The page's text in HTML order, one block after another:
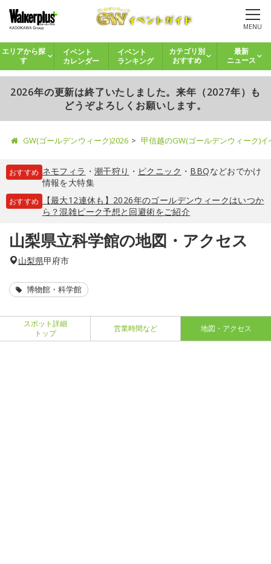
MENU
エリアから探
す
イベント
カレンダー
イベント
ランキング
カテゴリ別
おすすめ
最新
ニュース
2026年の更新は終了いたしました。来年（2027年）も
どうぞよろしくお願いします。
GW(ゴールデンウィーク)2026 甲信越のGW(ゴールデンウィーク)
おすすめ ネモフィラ ・ 潮干狩り ・ ピクニック ・ BBQなどおでかけ
情報を大特集
おすすめ
【最大12連休も】2026年のゴールデンウィークはいつか
ら？混雑ピーク予想と回避術をご紹介
山梨県立科学館の地図・アクセス
山梨県甲府市
博物館・科学館
スポット詳細
トップ
営業時間など 地図・アクセス